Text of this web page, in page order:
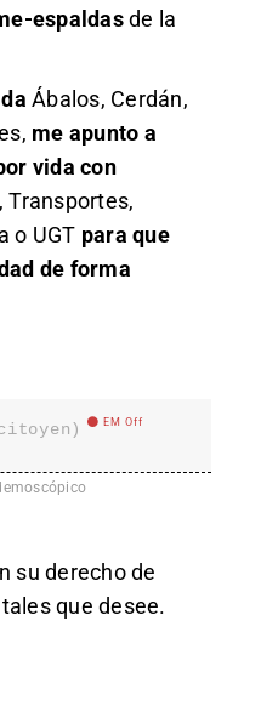
espaldasde la
Ábalos, Cerdán,
me apunto a
vida con
Transportes,
o UGT para que
de forma
EM Off
su derecho de
que desee.